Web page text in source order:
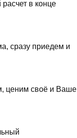
в конце
сразу приедем и
ценим своё и Ваше